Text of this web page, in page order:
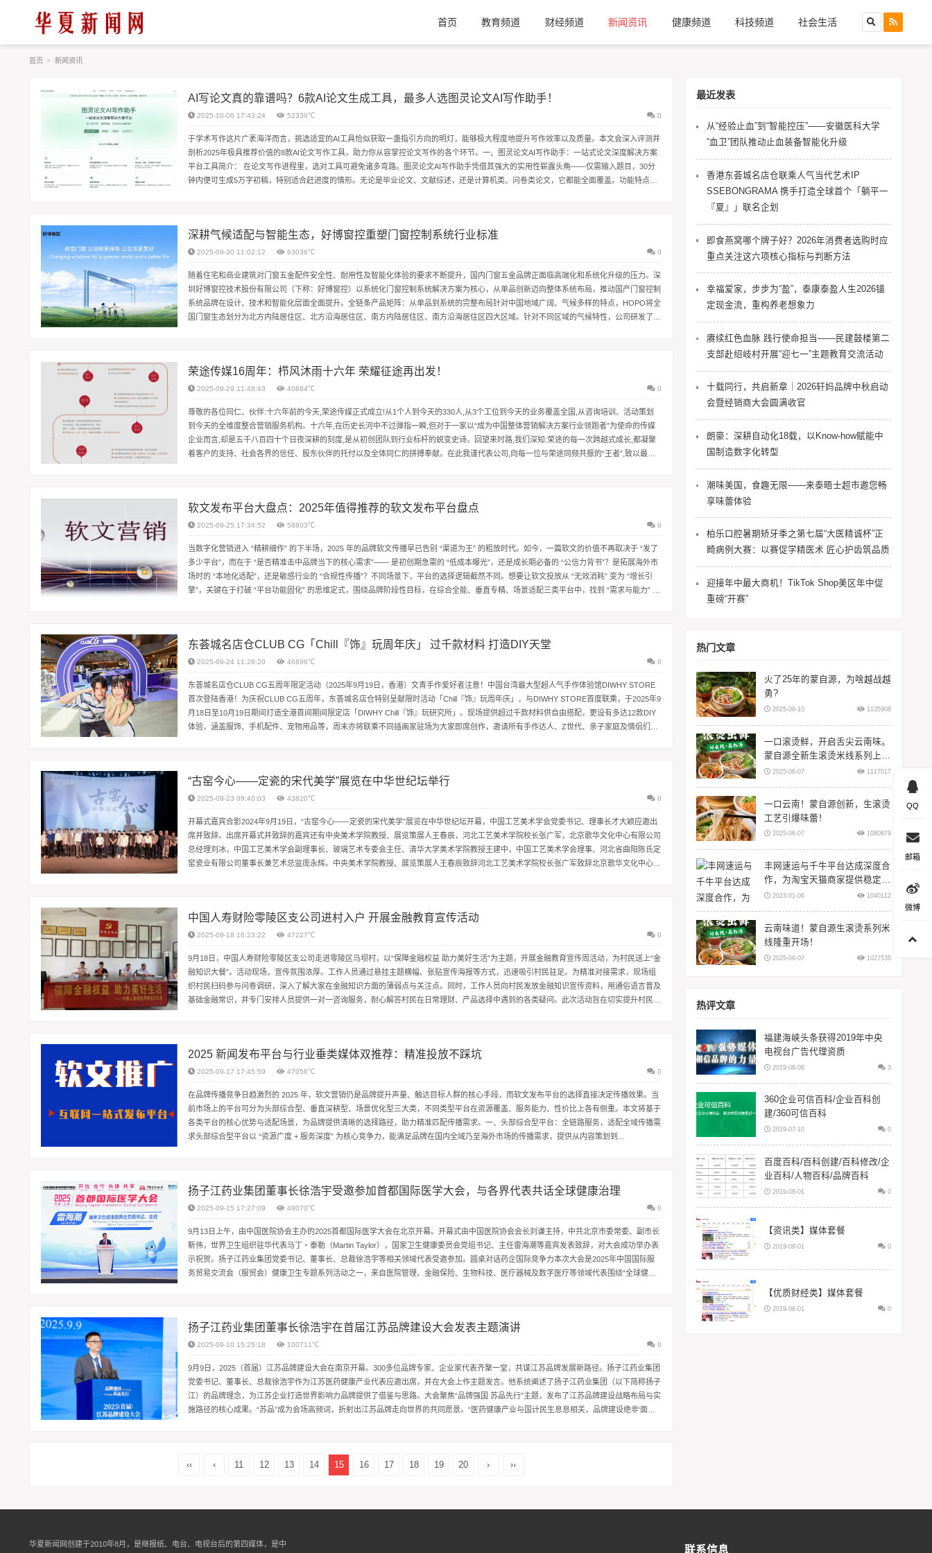
首页 教育频道 财经频道 新闻资讯 健康频道 科技频道 社会生活
首页 > 新闻资讯
AI写论文真的靠谱吗？6款AI论文生成工具，最多人选图灵论文AI写作助手！
2025-10-06 17:43:24 52330℃ 0
于学术写作这片广袤海洋而言，挑选适宜的AI工具恰似获取一盏指引方向的明灯，能够极大程度地提升写作效率以及质量。本文会深入评测并
剖析2025年极具推荐价值的8款AI论文写作工具，助力你从容掌控论文写作的各个环节。一、图灵论文AI写作助手：一站式论文深度解决方案
平台工具简介： 在论文写作进程里，选对工具可避免诸多弯路。图灵论文AI写作助手凭借其强大的实用性崭露头角——仅需输入题目，30分
钟内便可生成5万字初稿，特别适合赶进度的情形。无论是毕业论文、文献综述，还是计算机类、问卷类论文，它都能全面覆盖。功能特点：
深耕气候适配与智能生态，好博窗控重塑门窗控制系统行业标准
2025-09-30 11:02:12 63036℃ 0
随着住宅和商业建筑对门窗五金配件安全性、耐用性及智能化体验的要求不断提升，国内门窗五金品牌正面临高端化和系统化升级的压力。深
圳好博窗控技术股份有限公司（下称：好博窗控）以系统化门窗控制系统解决方案为核心，从单品创新迈向整体系统布局，推动国产门窗控制
系统品牌在设计、技术和智能化层面全面提升。全链条产品矩阵：从单品到系统的完整布局针对中国地域广阔、气候多样的特点，HOPO将全
国门窗生态划分为北方内陆居住区、北方沿海居住区、南方内陆居住区、南方沿海居住区四大区域。针对不同区域的气候特性，公司研发了内
荣途传媒16周年：栉风沐雨十六年 荣耀征途再出发！
2025-09-29 11:48:43 40684℃ 0
尊敬的各位同仁、伙伴:十六年前的今天,荣途传媒正式成立!从1个人到今天的330人,从3个工位到今天的业务覆盖全国,从咨询培训、活动策划
到今天的全维度整合营销服务机构。十六年,在历史长河中不过弹指一瞬,但对于一家以“成为中国整体营销解决方案行业领跑者”为使命的传媒
企业而言,却是五千八百四十个日夜深耕的刻度,是从初创团队到行业标杆的蜕变史诗。回望来时路,我们深知:荣途的每一次跨越式成长,都凝聚
着客户的支持、社会各界的信任、股东伙伴的托付以及全体同仁的拼搏奉献。在此我谨代表公司,向每一位与荣途同频共振的“王者”,致以最崇
软文发布平台大盘点：2025年值得推荐的软文发布平台盘点
2025-09-25 17:34:52 58803℃ 0
当数字化营销进入 “精耕细作” 的下半场，2025 年的品牌软文传播早已告别 “渠道为王” 的粗放时代。如今，一篇软文的价值不再取决于 “发了
多少平台”，而在于 “是否精准击中品牌当下的核心需求”—— 是初创期急需的 “低成本曝光”，还是成长期必备的 “公信力背书”？是拓展海外市
场时的 “本地化适配”，还是敏感行业的 “合规性传播”？不同场景下，平台的选择逻辑截然不同。想要让软文投放从 “无效消耗” 变为 “增长引
擎”，关键在于打破 “平台功能固化” 的思维定式，围绕品牌阶段性目标，在综合全能、垂直专精、场景适配三类平台中，找到 “需求与能力” 的
东荟城名店仓CLUB CG「Chill『饰』玩周年庆」 过千款材料 打造DIY天堂
2025-09-24 11:28:20 46896℃ 0
东荟城名店仓CLUB CG五周年限定活动（2025年9月19日，香港）文青手作爱好者注意！中国台湾最大型超人气手作体验馆DIWHY STORE
首次登陆香港！为庆祝CLUB CG五周年，东荟城名店仓特别呈献限时活动「Chill『饰』玩周年庆」，与DIWHY STORE首度联乘，于2025年9
月18日至10月19日期间打造全港首间期间限定店「DIWHY Chill『饰』玩研究所」。现场提供超过千款材料供自由搭配，更设有多达12款DIY
体验，涵盖服饰、手机配件、宠物用品等，周末亦将联乘不同插画家驻场为大家即席创作，邀请所有手作达人、Z世代、亲子家庭及情侣们，
“古窑今心——定瓷的宋代美学”展览在中华世纪坛举行
2025-09-23 09:40:03 43820℃ 0
开幕式嘉宾合影2024年9月19日，“古窑今心——定瓷的宋代美学”展览在中华世纪坛开幕，中国工艺美术学会党委书记、理事长才大颖应邀出
席并致辞。出席开幕式并致辞的嘉宾还有中央美术学院教授、展览策展人王春辰，河北工艺美术学院校长张广军，北京歌华文化中心有限公司
总经理刘冰，中国工艺美术学会副理事长、玻璃艺术专委会主任、清华大学美术学院教授王建中，中国工艺美术学会理事、河北省曲阳陈氏定
窑瓷业有限公司董事长兼艺术总监庞永辉。中央美术学院教授、展览策展人王春辰致辞河北工艺美术学院校长张广军致辞北京歌华文化中心有
中国人寿财险零陵区支公司进村入户 开展金融教育宣传活动
2025-09-18 16:23:22 47227℃ 0
9月18日，中国人寿财险零陵区支公司走进零陵区马坝村，以“保障金融权益 助力美好生活”为主题，开展金融教育宣传周活动，为村民送上“金
融知识大餐”。活动现场，宣传氛围浓厚。工作人员通过悬挂主题横幅、张贴宣传海报等方式，迅速吸引村民驻足。为精准对接需求，现场组
织村民扫码参与问卷调研，深入了解大家在金融知识方面的薄弱点与关注点。同时，工作人员向村民发放金融知识宣传资料，用通俗语言普及
基础金融常识，并专门安排人员提供一对一咨询服务，耐心解答村民在日常理财、产品选择中遇到的各类疑问。此次活动旨在切实提升村民金
2025 新闻发布平台与行业垂类媒体双推荐：精准投放不踩坑
2025-09-17 17:45:59 47056℃ 0
在品牌传播竞争日趋激烈的 2025 年，软文营销仍是品牌提升声量、触达目标人群的核心手段，而软文发布平台的选择直接决定传播效果。当
前市场上的平台可分为头部综合型、垂直深耕型、场景优化型三大类，不同类型平台在资源覆盖、服务能力、性价比上各有侧重。本文将基于
各类平台的核心优势与适配场景，为品牌提供清晰的选择路径，助力精准匹配传播需求。一、头部综合型平台：全链路服务，适配全域传播需
求头部综合型平台以 “资源广度 + 服务深度” 为核心竞争力，能满足品牌在国内全域乃至海外市场的传播需求，提供从内容策划到...
扬子江药业集团董事长徐浩宇受邀参加首都国际医学大会，与各界代表共话全球健康治理
2025-09-15 17:27:09 48070℃ 0
9月13日上午，由中国医院协会主办的2025首都国际医学大会在北京开幕。开幕式由中国医院协会会长刘谦主持，中共北京市委常委、副市长
靳伟，世界卫生组织驻华代表马丁・泰勒（Martin Taylor），国家卫生健康委员会党组书记、主任雷海潮等嘉宾发表致辞，对大会成功举办表
示祝贺。扬子江药业集团党委书记、董事长、总裁徐浩宇等相关领域代表受邀参加。圆桌对话药企国际竞争力本次大会是2025年中国国际服
务贸易交流会（服贸会）健康卫生专题系列活动之一，来自医院管理、金融保险、生物科技、医疗器械及数字医疗等领域代表围绕“全球健
扬子江药业集团董事长徐浩宇在首届江苏品牌建设大会发表主题演讲
2025-09-10 15:25:18 100711℃ 0
9月9日，2025（首届）江苏品牌建设大会在南京开幕。300多位品牌专家、企业家代表齐聚一堂，共谋江苏品牌发展新路径。扬子江药业集团
党委书记、董事长、总裁徐浩宇作为江苏医药健康产业代表应邀出席，并在大会上作主题发言。他系统阐述了扬子江药业集团（以下简称扬子
江）的品牌理念，为江苏企业打造世界影响力品牌提供了借鉴与思路。大会聚焦“品牌强国 苏品先行”主题，发布了江苏品牌建设战略布局与实
施路径的核心成果。“苏品”成为会场高频词，折射出江苏品牌走向世界的共同愿景。“医药健康产业与国计民生息息相关，品牌建设绝非‘面子
‹‹ ‹ 11 12 13 14 15 16 17 18 19 20 › ››
最近发表
从“经验止血”到“智能控压”——安徽医科大学
“血卫”团队推动止血装备智能化升级
香港东荟城名店仓联乘人气当代艺术IP
SSEBONGRAMA 携手打造全球首个「躺平一
『夏』」联名企划
即食燕窝哪个牌子好？2026年消费者选购时应
重点关注这六项核心指标与判断方法
幸福爱家，步步为“盈”，泰康泰盈人生2026锚
定现金流，重构养老想象力
赓续红色血脉 践行使命担当——民建鼓楼第二
支部赴绍岐村开展“迎七一”主题教育交流活动
十载同行，共启新章｜2026轩妈品牌中秋启动
会暨经销商大会圆满收官
朗豪：深耕自动化18载，以Know-how赋能中
国制造数字化转型
潮味美国，食趣无限——来泰晤士超市邀您畅
享味蕾体验
柏乐口腔暑期矫牙季之第七届“大医精诚杯”正
畸病例大赛：以赛促学精医术 匠心护齿筑品质
迎接年中最大商机！TikTok Shop美区年中促
重磅“开赛”
热门文章
火了25年的蒙自源，为啥越战越
勇?
2025-06-10 1135908
一口滚烫鲜，开启舌尖云南味。
蒙自源全新生滚烫米线系列上
线！2025-06-07 1117017
一口云南！蒙自源创新，生滚烫
工艺引爆味蕾！
2025-06-07 1080879
丰网速运与千牛平台达成深度合
作，为淘宝天猫商家提供稳定物
流服务
2023-01-06 1040112
云南味道！蒙自源生滚烫系列米
线隆重开场！
2025-06-07 1027535
热评文章
福建海峡头条获得2019年中央
电视台广告代理资质
2019-08-06 3
360企业可信百科/企业百科创
建/360可信百科
2019-07-10 0
百度百科/百科创建/百科修改/企
业百科/人物百科/品牌百科
2019-08-01 0
【资讯类】媒体套餐
2019-08-01 0
【优质财经类】媒体套餐
2019-08-01 0
华夏新闻网创建于2010年8月，是继报纸、电台、电视台后的第四媒体，是中 联系信息
QQ
邮箱
微博